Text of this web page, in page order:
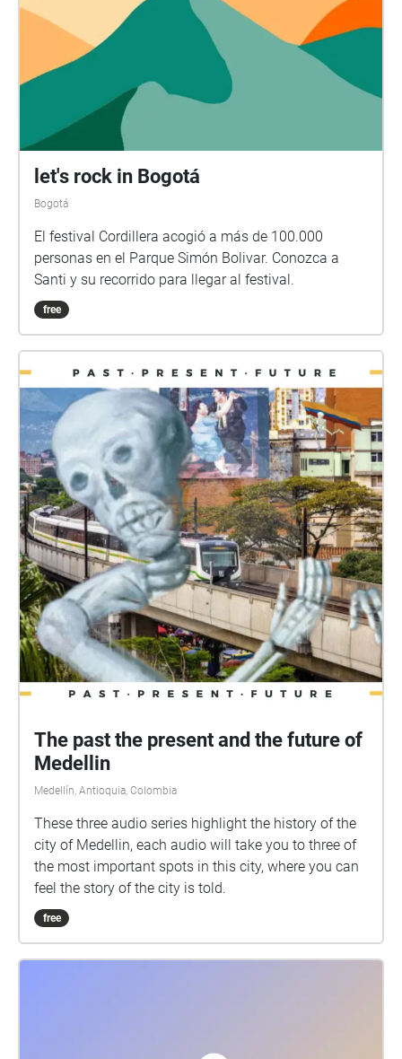
let's rock in Bogotá
Bogotá
El festival Cordillera acogió a más de 100.000
personas en el Parque Simón Bolivar. Conozca a
Santi y su recorrido para llegar al festival.
free
The past the present and the future of
Medellin
Medellín, Antioquia, Colombia
These three audio series highlight the history of the
city of Medellin, each audio will take you to three of
the most important spots in this city, where you can
feel the story of the city is told.
free